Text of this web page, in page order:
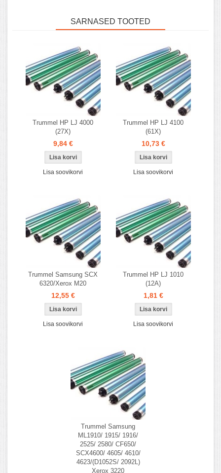
SARNASED TOOTED
Trummel HP LJ 4000
(27X)
9,84 €
Lisa soovikorvi
Trummel HP LJ 4100
(61X)
10,73 €
Lisa soovikorvi
Trummel Samsung SCX
6320/Xerox M20
12,55 €
Lisa soovikorvi
Trummel HP LJ 1010
(12A)
1,81 €
Lisa soovikorvi
Trummel Samsung
ML1910/ 1915/ 1916/
2525/ 2580/ CF650/
SCX4600/ 4605/ 4610/
4623/(D1052S/ 2092L)
Xerox 3220